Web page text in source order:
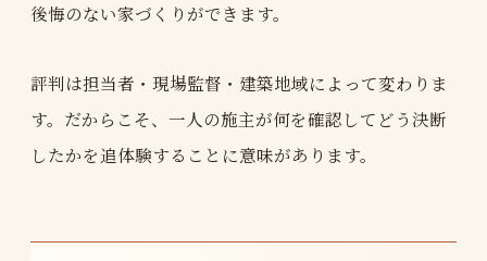
後悔のない家づくりができます。
評判は担当者・現場監督・建築地域によって変わりま
す。だからこそ、一人の施主が何を確認してどう決断
したかを追体験することに意味があります。